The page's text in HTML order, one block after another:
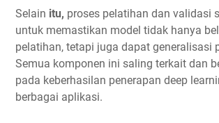
Selain itu, proses pelatihan dan validasi
untuk memastikan model tidak hanya
pelatihan, tetapi juga dapat generalisasi
Semua komponen ini saling terkait dan
pada keberhasilan penerapan deep
berbagai aplikasi.